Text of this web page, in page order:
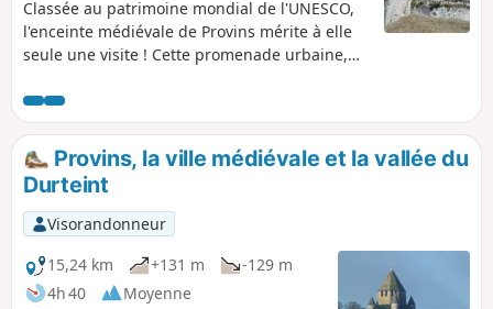
Classée au patrimoine mondial de l'UNESCO,
l'enceinte médiévale de Provins mérite à elle
seule une visite ! Cette promenade urbaine,
découvrir les principaux sites et monuments
de la ville : remparts, église romane et
collégiale gothique, ancien couvent, ... et la
célèbre Tour César. Circuit conçu par la
Communauté de Communes du Pays du
Provinois et balisé par la FFRP.
Provins, la ville médiévale et la vallée du
Durteint
Visorandonneur
15,24 km
+131 m
-129 m
4h 40
Moyenne